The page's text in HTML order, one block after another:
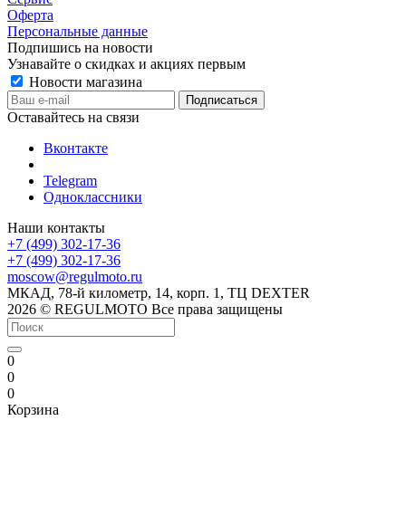
Оферта
Персональные данные
Подпишись на новости
Узнавайте о скидках и акциях первым
Новости магазина
Оставайтесь на связи
Вконтакте
Telegram
Одноклассники
Наши контакты
+7 (499) 302-17-36
+7 (499) 302-17-36
moscow@regulmoto.ru
МКАД, 78-й километр, 14, корп. 1, ТЦ DEXTER
2026 © REGULMOTO Все права защищены
0
0
0
Корзина